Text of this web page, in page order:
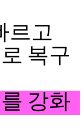
르고
복구
강화